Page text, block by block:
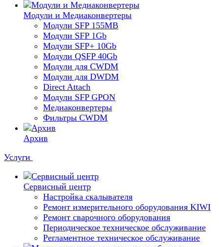
Модули и Медиаконвертеры
Модули SFP 155MB
Модули SFP 1Gb
Модули SFP+ 10Gb
Модули QSFP 40Gb
Модули для CWDM
Модули для DWDM
Direct Attach
Модули SFP GPON
Медиаконвертеры
Фильтры CWDM
Архив
Услуги
Сервисный центр
Настройка скалывателя
Ремонт измерительного оборудования KIWI
Ремонт сварочного оборудования
Периодическое техническое обслуживание
Регламентное техническое обслуживание